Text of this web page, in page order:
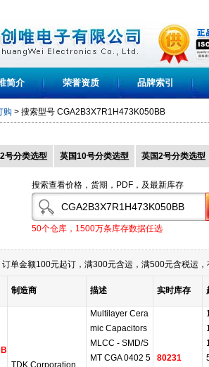
简介 荣誉资质 品牌索引
购 > 搜索型号 CGA2B3X7R1H473K050BB
号分类选型 英国10号分类选型 英国2号分类选型
搜索查看价格，货期，PDF，及最新库存
50个仓库，1500万条库存数据任选
单金额100元起订，满300元含运，满500元含税运
制造商 描述 实时库存
TDK Corporation
Multilayer Cera
mic Capacitors
MLCC - SMD/S
MT CGA 0402 5
80231